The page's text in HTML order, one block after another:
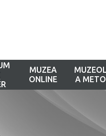
MUZEA
ONLINE
A